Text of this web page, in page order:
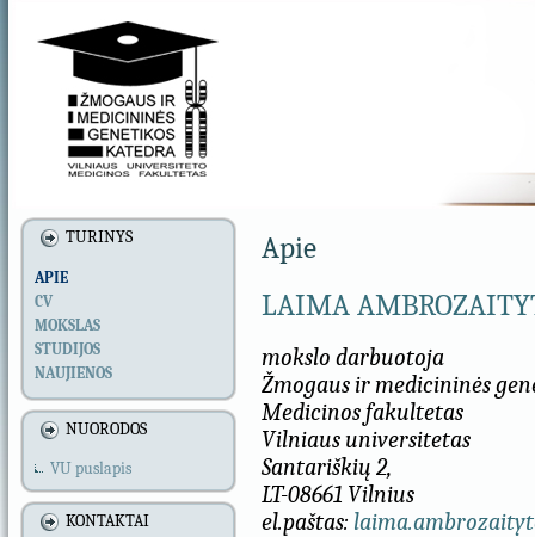
TURINYS
APIE
CV
MOKSLAS
STUDIJOS
NAUJIENOS
NUORODOS
VU puslapis
KONTAKTAI
Apie
LAIMA
mokslo darbuotoja
Žmogaus ir medicininės
Medicinos fakultetas
Vilniaus universitetas
Santariškių 2,
LT-08661 Vilnius
el.paštas: